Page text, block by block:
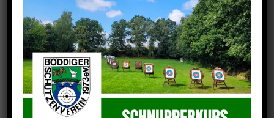
6. MAI 2024
Nachtrag / Schulvergleich
& Shooty Cup Bogen
2024